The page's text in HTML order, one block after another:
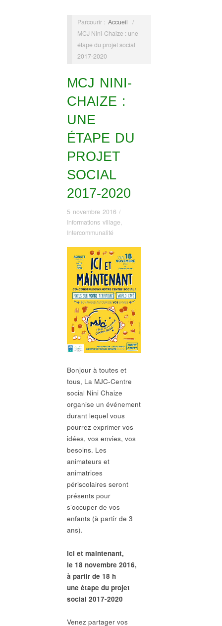
Parcourir : Accueil /
MCJ Nini-Chaize : une
étape du projet social
2017-2020
MCJ NINI-
CHAIZE :
UNE
ÉTAPE DU
PROJET
SOCIAL
2017-2020
5 novembre 2016 /
Informations village,
Intercommunalité
Bonjour à toutes et
tous, La MJC-Centre
social Nini Chaize
organise un événement
durant lequel vous
pourrez exprimer vos
idées, vos envies, vos
besoins. Les
animateurs et
animatrices
périscolaires seront
présents pour
s’occuper de vos
enfants (à partir de 3
ans).
Ici et maintenant,
le 18 novembre 2016,
à partir de 18 h
une étape du projet
social 2017-2020
Venez partager vos